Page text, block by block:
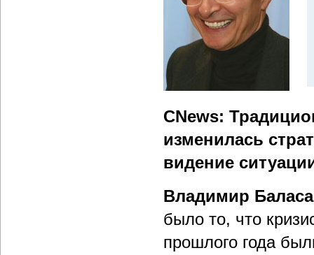
CNews:
изменилась
видение
Владимир
было то, что
прошлого года